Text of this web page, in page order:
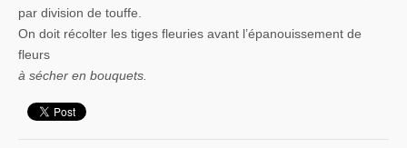
par division de touffe.
On doit récolter les tiges fleuries avant l’épanouissement de
fleurs
à sécher en bouquets.